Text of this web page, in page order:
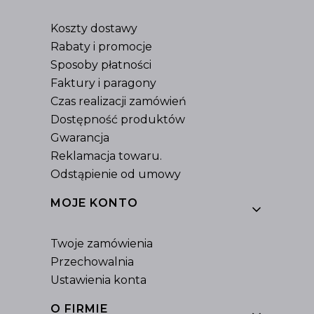
Koszty dostawy
Rabaty i promocje
Sposoby płatności
Faktury i paragony
Czas realizacji zamówień
Dostępność produktów
Gwarancja
Reklamacja towaru.
Odstąpienie od umowy
MOJE KONTO
Twoje zamówienia
Przechowalnia
Ustawienia konta
O FIRMIE